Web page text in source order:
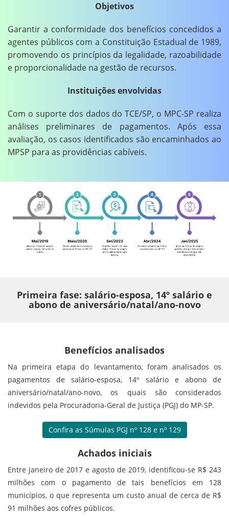
Objetivos
Garantir a conformidade dos benefícios concedidos a
agentes públicos com a Constituição Estadual de 1989,
promovendo os princípios da legalidade, razoabilidade
e proporcionalidade na gestão de recursos.
Instituições envolvidas
Com o suporte dos dados do TCE/SP, o MPC-SP realiza
análises preliminares de pagamentos. Após essa
avaliação, os casos identificados são encaminhados ao
MPSP para as providências cabíveis.
Primeira fase: salário-esposa, 14º salário e
abono de aniversário/natal/ano-novo
Benefícios analisados
Na primeira etapa do levantamento, foram analisados os
pagamentos de salário-esposa, 14º salário e abono de
aniversário/natal/ano-novo, os quais são considerados
indevidos pela Procuradoria-Geral de Justiça (PGJ) do MP-SP.
Confira as Súmulas PGJ nº 128 e nº 129
Achados iniciais
Entre janeiro de 2017 e agosto de 2019, identificou-se R$ 243
milhões com o pagamento de tais benefícios em 128
municípios, o que representa um custo anual de cerca de R$
91 milhões aos cofres públicos.